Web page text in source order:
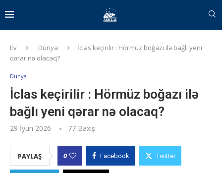
Ev Dünya
İclas keçirilir : Hörmüz boğazı ilə bağlı yeni
qərar nə olacaq?
Dünya
İclas keçirilir : Hörmüz boğazı ilə
bağlı yeni qərar nə olacaq?
29 İyun 2026 77 Baxış
PAYLAŞ 0 Facebook Twitter